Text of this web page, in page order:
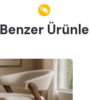
Benzer